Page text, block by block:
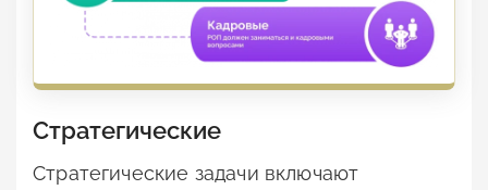
Стратегические
Стратегические задачи включают